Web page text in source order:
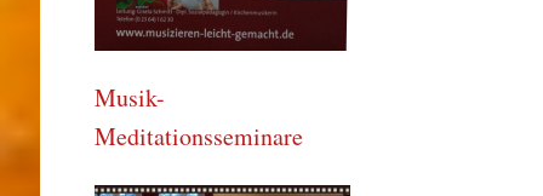
Musik-
Meditationsseminare